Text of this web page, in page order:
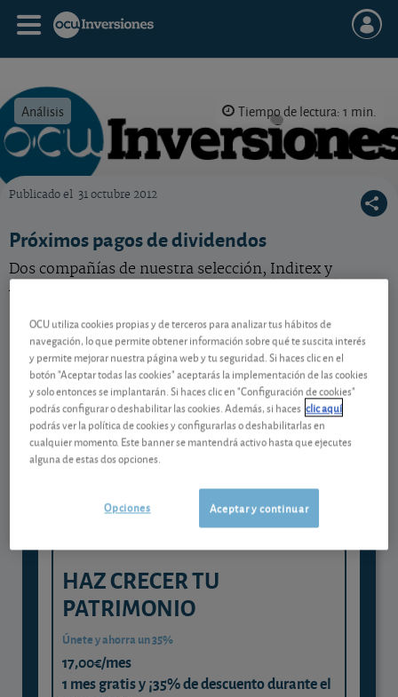
Análisis Tiempo de lectura: 1 min.
Publicado el 31 octubre 2012
Próximos pagos de dividendos
Dos compañías de nuestra selección, Inditex y
Abertis, reparten dividendo en los próximos días.
Contenido reservado a SOCIOS
Gestiona tu dinero con visión
experta
y consigue que cada euro trabaje
HAZ CRECER TU
PATRIMONIO
Únete y ahorra un 35%
17,00€/mes
1 mes gratis y ¡35% de descuento durante el
OCU utiliza cookies propias y de terceros para analizar tus hábitos de
navegación, lo que permite obtener información sobre qué te suscita interés
y permite mejorar nuestra página web y tu seguridad. Si haces clic en el
botón "Aceptar todas las cookies" aceptarás la implementación de las cookies
y solo entonces se implantarán. Si haces clic en "Configuración de cookies"
podrás configurar o deshabilitar las cookies. Además, si haces clic aquí
podrás ver la política de cookies y configurarlas o deshabilitarlas en
cualquier momento. Este banner se mantendrá activo hasta que ejecutes
alguna de estas dos opciones.
Aceptar y continuar
Opciones